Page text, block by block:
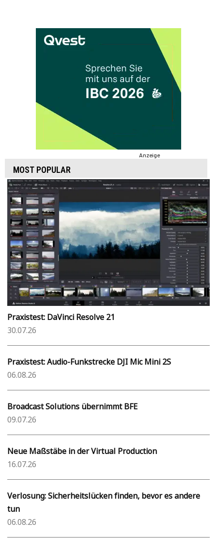
Anzeige
MOST POPULAR
Praxistest: DaVinci Resolve 21
30.07.26
Praxistest: Audio-Funkstrecke DJI Mic Mini 2S
06.08.26
Broadcast Solutions übernimmt BFE
09.07.26
Neue Maßstäbe in der Virtual Production
16.07.26
Verlosung: Sicherheitslücken finden, bevor es andere
tun
06.08.26